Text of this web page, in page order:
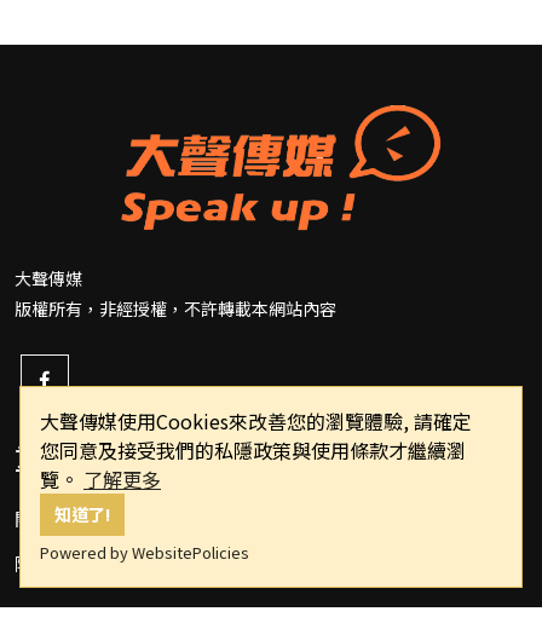
大聲傳媒使用Cookies來改善您的瀏覽體驗, 請確定
您同意及接受我們的私隱政策與使用條款才繼續瀏
覽。 了解更多
知道了!
Powered by WebsitePolicies
大聲傳媒
版權所有，非經授權，不許轉載本網站內容
重要連結
關於我們
隱私權政策